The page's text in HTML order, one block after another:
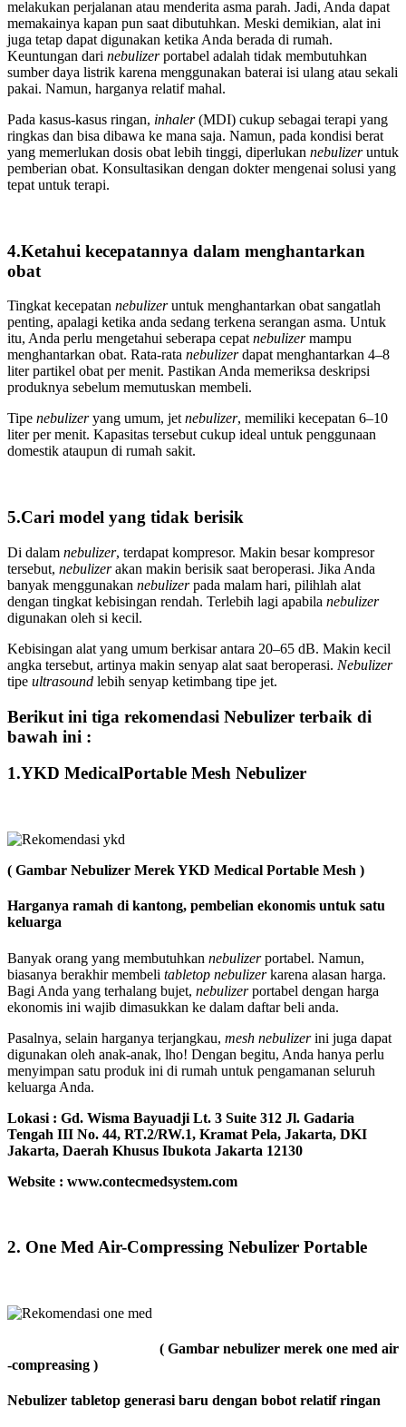
melakukan perjalanan atau menderita asma parah. Jadi, Anda dapat
memakainya kapan pun saat dibutuhkan. Meski demikian, alat ini
juga tetap dapat digunakan ketika Anda berada di rumah.
Keuntungan dari nebulizerportabel adalah tidak membutuhkan
sumber daya listrik karena menggunakan baterai isi ulang atau sekali
pakai. Namun, harganya relatif mahal.
Pada kasus-kasus ringan, inhaler(MDI) cukup sebagai terapi yang
ringkas dan bisa dibawa ke mana saja. Namun, pada kondisi berat
yang memerlukan dosis obat lebih tinggi, diperlukan nebulizeruntuk
pemberian obat. Konsultasikan dengan dokter mengenai solusi yang
tepat untuk terapi.
4.Ketahui kecepatannya dalam menghantarkan
obat
Tingkat kecepatan nebulizeruntuk menghantarkan obat sangatlah
penting, apalagi ketika anda sedang terkena serangan asma. Untuk
itu, Anda perlu mengetahui seberapa cepat nebulizermampu
menghantarkan obat. Rata-rata nebulizerdapat menghantarkan 4–8
liter partikel obat per menit. Pastikan Anda memeriksa deskripsi
produknya sebelum memutuskan membeli.
Tipe nebulizeryang umum, jet nebulizer, memiliki kecepatan 6–10
liter per menit. Kapasitas tersebut cukup ideal untuk penggunaan
domestik ataupun di rumah sakit.
5.Cari model yang tidak berisik
Di dalam nebulizer, terdapat kompresor. Makin besar kompresor
tersebut, nebulizerakan makin berisik saat beroperasi. Jika Anda
banyak menggunakan nebulizerpada malam hari, pilihlah alat
dengan tingkat kebisingan rendah. Terlebih lagi apabila nebulizer
digunakan oleh si kecil.
Kebisingan alat yang umum berkisar antara 20–65 dB. Makin kecil
angka tersebut, artinya makin senyap alat saat beroperasi. Nebulizer
tipe ultrasound lebih senyap ketimbang tipe jet.
Berikut ini tiga rekomendasi Nebulizer terbaik di
bawah ini :
1.YKD MedicalPortable Mesh Nebulizer
( Gambar Nebulizer Merek YKD Medical Portable Mesh )
Harganya ramah di kantong, pembelian ekonomis untuk satu
keluarga
Banyak orang yang membutuhkan nebulizerportabel. Namun,
biasanya berakhir membeli tabletop nebulizerkarena alasan harga.
Bagi Anda yang terhalang bujet, nebulizerportabel dengan harga
ekonomis ini wajib dimasukkan ke dalam daftar beli anda.
Pasalnya, selain harganya terjangkau, mesh nebulizerini juga dapat
digunakan oleh anak-anak, lho! Dengan begitu, Anda hanya perlu
menyimpan satu produk ini di rumah untuk pengamanan seluruh
keluarga Anda.
Lokasi : Gd. Wisma Bayuadji Lt. 3 Suite 312 Jl. Gadaria
Tengah III No. 44, RT.2/RW.1, Kramat Pela, Jakarta, DKI
Jakarta, Daerah Khusus Ibukota Jakarta 12130
Website : www.contecmedsystem.com
2. One Med Air-Compressing Nebulizer Portable
( Gambar nebulizer merek one med air
-compreasing )
Nebulizer tabletop generasi baru dengan bobot relatif ringan